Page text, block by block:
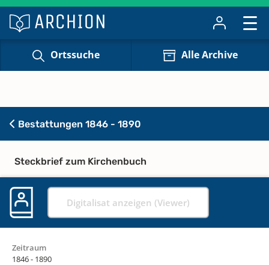
Ortssuche Alle Archive
Bestattungen 1846 - 1890
Steckbrief zum Kirchenbuch
Digitalisat anzeigen (Viewer)
Zeitraum
1846 - 1890